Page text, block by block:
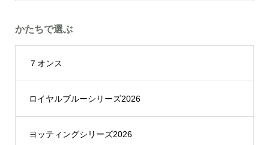
かたちで選ぶ
７オンス
ロイヤルブルーシリーズ2026
ヨッティングシリーズ2026